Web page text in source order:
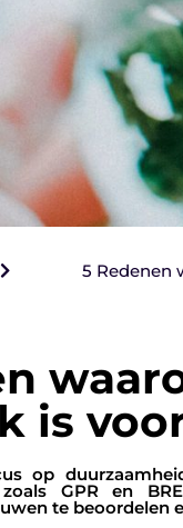
5 Redenen
is
op
zoals GPR en
te beoordelen